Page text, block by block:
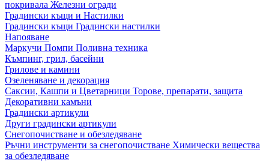
покривала Железни огради
Градински къщи и Настилки
Градински къщи Градински настилки
Напояване
Маркучи Помпи Поливна техника
Къмпинг, грил, басейни
Грилове и камини
Озеленяване и декорация
Саксии, Кашпи и Цветарници Торове, препарати, защита
Декоративни камъни
Градински артикули
Други градински артикули
Снегопочистване и обезледяване
Ръчни инструменти за снегопочистване Химически вещества
за обезледяване